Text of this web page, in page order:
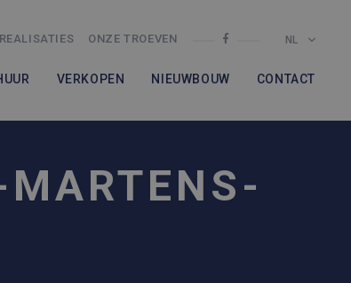
REALISATIES ONZE TROEVEN NL
VERKOPEN NIEUWBOUW CONTACT